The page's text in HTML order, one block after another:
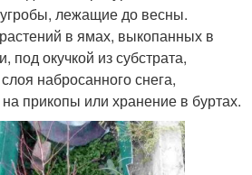
лежащие до весны.
в ямах, выкопанных в
под окучкой из субстрата,
набросанного снега,
прикопы или хранение в буртах.